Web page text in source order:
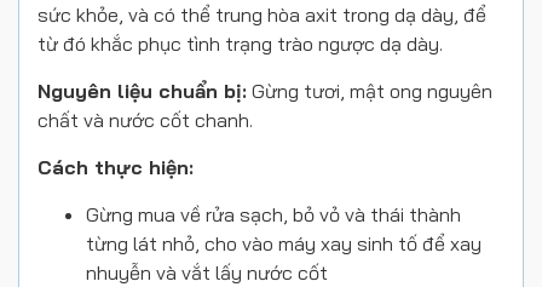
sức khỏe, và có thể trung hòa axit trong dạ dày, để
từ đó khắc phục tình trạng trào ngược dạ dày.
Nguyên liệu chuẩn bị: Gừng tươi, mật ong nguyên
chất và nước cốt chanh.
Cách thực hiện:
Gừng mua về rửa sạch, bỏ vỏ và thái thành
từng lát nhỏ, cho vào máy xay sinh tố để xay
nhuyễn và vắt lấy nước cốt